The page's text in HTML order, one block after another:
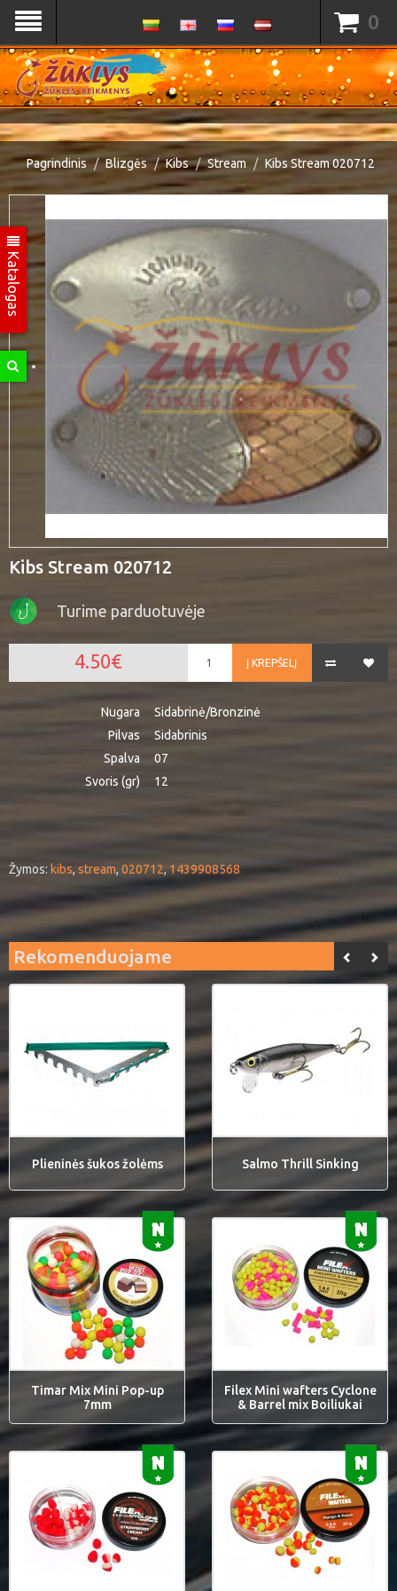
Katalogas
0
Pagrindinis Blizgės Kibs Stream Kibs Stream 020712
Kibs Stream 020712
Turime parduotuvėje
Į KREPŠELĮ
4.50€
Nugara
Sidabrinė/Bronzinė
Pilvas
Sidabrinis
Spalva
07
Svoris (gr)
12
Žymos: kibs, stream, 020712, 1439908568
Rekomenduojame
Plieninės šukos žolėms Salmo Thrill Sinking
Timar Mix Mini Pop-up
7mm
Filex Mini wafters Cyclone
& Barrel mix Boiliukai